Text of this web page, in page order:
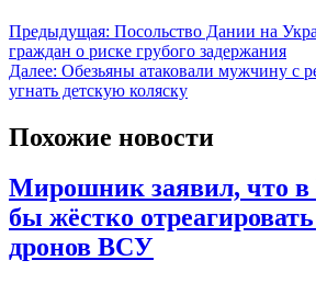
Предыдущая: Посольство Дании на
граждан о риске грубого задержания
Далее: Обезьяны атаковали мужчину с
угнать детскую коляску
Похожие новости
Мирошник заявил, что
бы жёстко
дронов ВСУ